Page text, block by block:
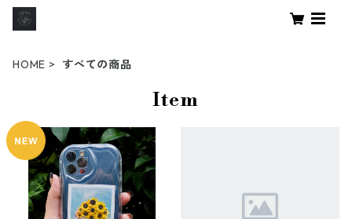
HOME すべての商品
Item